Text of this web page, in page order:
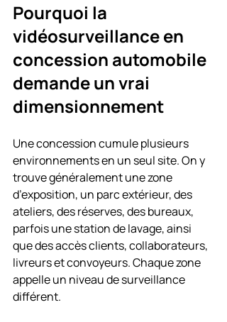
Pourquoi la
vidéosurveillance en
concession automobile
demande un vrai
dimensionnement
Une concession cumule plusieurs
environnements en un seul site. On y
trouve généralement une zone
d’exposition, un parc extérieur, des
ateliers, des réserves, des bureaux,
parfois une station de lavage, ainsi
que des accès clients, collaborateurs,
livreurs et convoyeurs. Chaque zone
appelle un niveau de surveillance
différent.